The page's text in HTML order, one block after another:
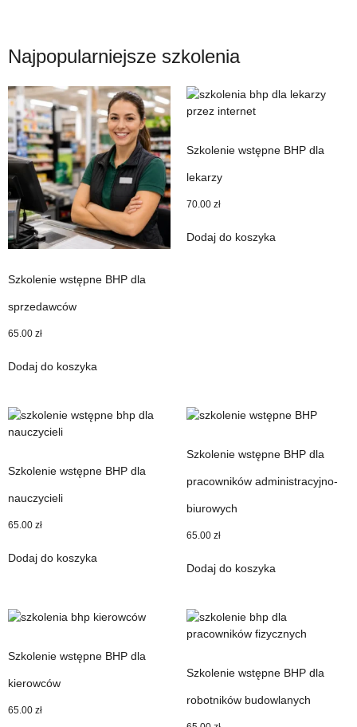
Najpopularniejsze szkolenia
Szkolenie wstępne BHP dla
sprzedawców
65.00 zł
Dodaj do koszyka
Szkolenie wstępne BHP dla
lekarzy
70.00 zł
Dodaj do koszyka
Szkolenie wstępne BHP dla
nauczycieli
65.00 zł
Dodaj do koszyka
Szkolenie wstępne BHP dla
pracowników administracyjno-
biurowych
65.00 zł
Dodaj do koszyka
Szkolenie wstępne BHP dla
kierowców
65.00 zł
Szkolenie wstępne BHP dla
robotników budowlanych